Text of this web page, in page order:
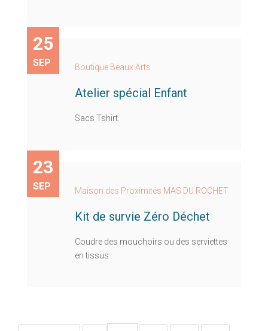
25
SEP Boutique Beaux Arts
Atelier spécial Enfant
Sacs Tshirt.
23
SEP Maison des Proximités MAS DU ROCHET
Kit de survie Zéro Déchet
Coudre des mouchoirs ou des serviettes
en tissus